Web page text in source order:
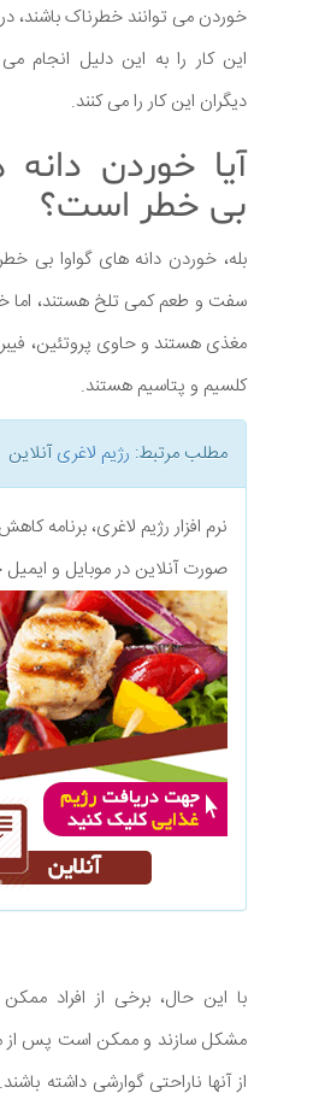
خوردن می توانند خطرناک باشند،
این کار را به این دلیل انجام
دیگران این کار را می کنند.
آیا خوردن دانه
بی خطر است؟
بله، خوردن دانه های گواوا بی
سفت و طعم کمی تلخ هستند، اما
مغذی هستند و حاوی پروتئین،
کلسیم و پتاسیم هستند.
مطلب مرتبط: رژیم لاغریآنلاین
نرم افزار رژیم لاغری، برنامه
صورت آنلاین در موبایل و
با این حال، برخی از افراد
مشکل سازند و ممکن است پس از
از آنها ناراحتی گوارشی داشته